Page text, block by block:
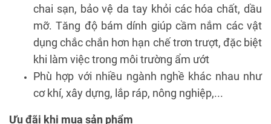
chai sạn, bảo vệ da tay khỏi các hóa chất, dầu
mỡ. Tăng độ bám dính giúp cầm nắm các vật
dụng chắc chắn hơn hạn chế trơn trượt, đặc biệt
khi làm việc trong môi trường ẩm ướt
Phù hợp với nhiều ngành nghề khác nhau như
cơ khí, xây dựng, lắp ráp, nông nghiệp,...
Ưu đãi khi mua sản phẩm